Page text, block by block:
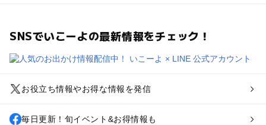
SNSでいこーよの最新情報をチェック！
お役立ち情報やお得な情報を発信
毎日更新！旬イベント&お得情報も